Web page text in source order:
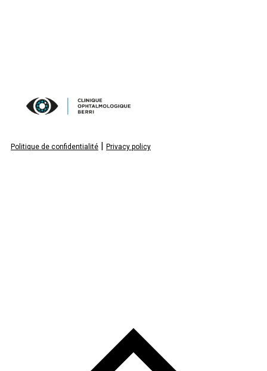
Politique de confidentialité Privacy policy